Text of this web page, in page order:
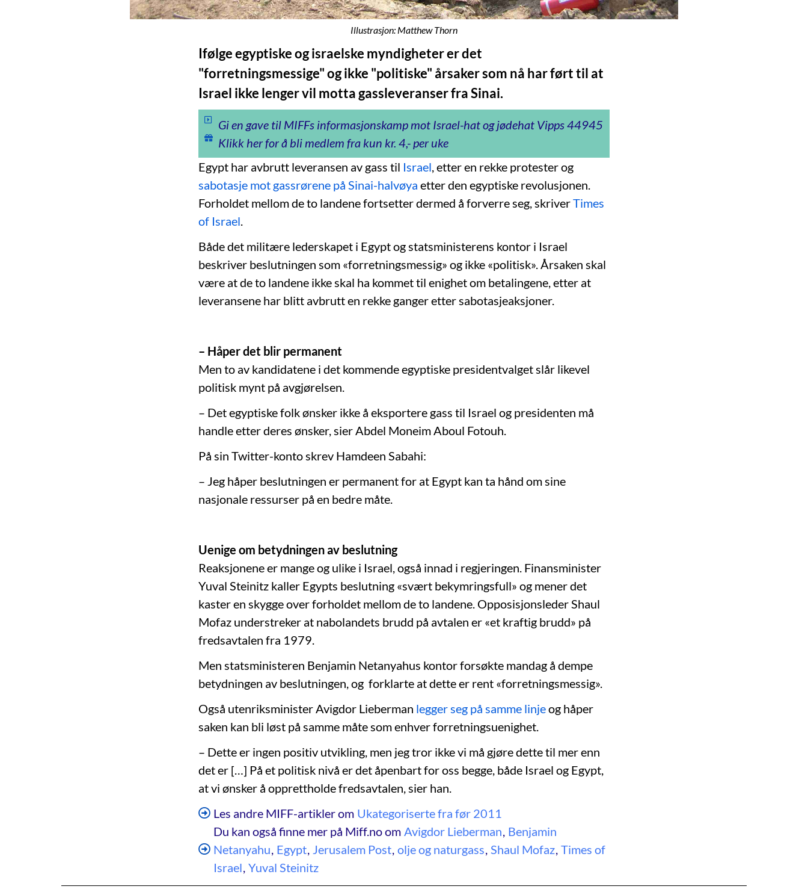
Illustrasjon: Matthew Thorn
Ifølge egyptiske og israelske myndigheter er det
"forretningsmessige" og ikke "politiske" årsaker som nå har ført til at
Israel ikke lenger vil motta gassleveranser fra Sinai.
Gi en gave til MIFFs informasjonskamp mot Israel-hat og jødehat Vipps 44945
Klikk her for å bli medlem fra kun kr. 4,- per uke
Egypt har avbrutt leveransen av gass til Israel, etter en rekke protester og
sabotasje mot gassrørene på Sinai-halvøya etter den egyptiske revolusjonen.
Forholdet mellom de to landene fortsetter dermed å forverre seg, skriverTimes
of Israel.
Både det militære lederskapet i Egypt og statsministerens kontor i Israel
beskriver beslutningen som «forretningsmessig» og ikke «politisk». Årsaken skal
være at de to landene ikke skal ha kommet til enighet om betalingene, etter at
leveransene har blitt avbrutt en rekke ganger etter sabotasjeaksjoner.
– Håper det blir permanent
Men to av kandidatene i det kommende egyptiske presidentvalget slår likevel
politisk mynt på avgjørelsen.
– Det egyptiske folk ønsker ikke å eksportere gass til Israel og presidenten må
handle etter deres ønsker, sier Abdel Moneim Aboul Fotouh.
På sin Twitter-konto skrev Hamdeen Sabahi:
– Jeg håper beslutningen er permanent for at Egypt kan ta hånd om sine
nasjonale ressurser på en bedre måte.
Uenige om betydningen av beslutning
Reaksjonene er mange og ulike i Israel, også innad i regjeringen. Finansminister
Yuval Steinitz kaller Egypts beslutning «svært bekymringsfull» og mener det
kaster en skygge over forholdet mellom de to landene. Opposisjonsleder Shaul
Mofaz understreker at nabolandets brudd på avtalen er «et kraftig brudd» på
fredsavtalen fra 1979.
Men statsministeren Benjamin Netanyahus kontor forsøkte mandag å dempe
betydningen av beslutningen, og forklarte at dette er rent «forretningsmessig».
Også utenriksminister Avigdor Lieberman legger seg på samme linjeog håper
saken kan bli løst på samme måte som enhver forretningsuenighet.
– Dette er ingen positiv utvikling, men jeg tror ikke vi må gjøre dette til mer enn
det er […] På et politisk nivå er det åpenbart for oss begge, både Israel og Egypt,
at vi ønsker å opprettholde fredsavtalen, sier han.
Les andre MIFF-artikler om Ukategoriserte fra før 2011
Du kan også finne mer på Miff.no om Avigdor Lieberman, Benjamin
Netanyahu, Egypt, Jerusalem Post, olje og naturgass, Shaul Mofaz, Times of
Israel, Yuval Steinitz